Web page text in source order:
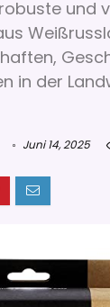
und
in der
Juni 14, 2025